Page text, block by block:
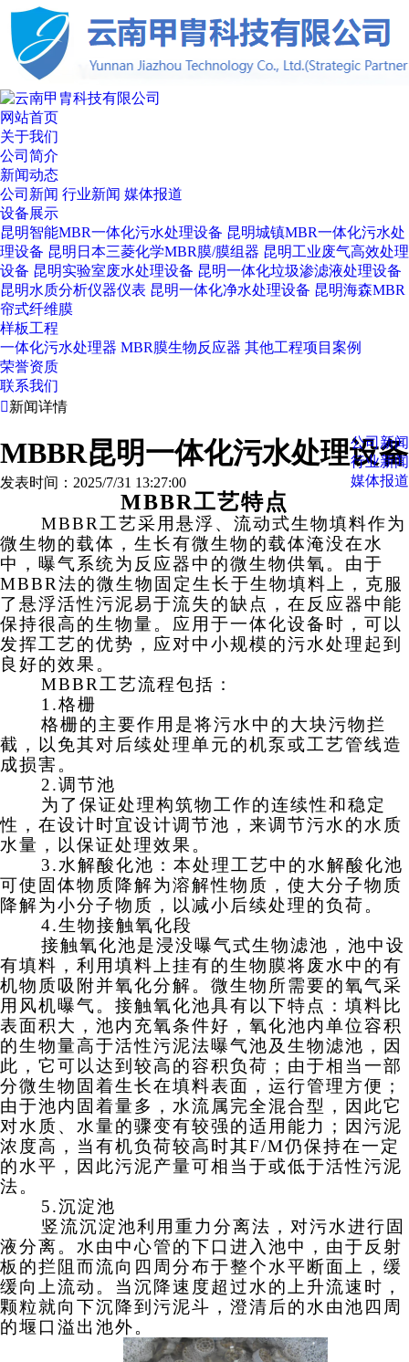
网站首页
关于我们
公司简介
新闻动态
公司新闻 行业新闻 媒体报道
设备展示
昆明智能MBR一体化污水处理设备 昆明城镇MBR一体化污水处
理设备 昆明日本三菱化学MBR膜/膜组器 昆明工业废气高效处理
设备 昆明实验室废水处理设备 昆明一体化垃圾渗滤液处理设备
昆明水质分析仪器仪表 昆明一体化净水处理设备 昆明海森MBR
帘式纤维膜
样板工程
一体化污水处理器 MBR膜生物反应器 其他工程项目案例
荣誉资质
联系我们
新闻详情
公司新闻
行业新闻
媒体报道
MBBR昆明一体化污水处理设备
发表时间：2025/7/31 13:27:00
MBBR工艺特点
MBBR 工艺采用悬浮、流动式生物填料作为
微生物的载体，生长有微生物的载体淹没在水
中，曝气系统为反应器中的微生物供氧。由于
MBBR法的微生物固定生长于生物填料上，克服
了悬浮活性污泥易于流失的缺点，在反应器中能
保持很高的生物量。应用于一体化设备时，可以
发挥工艺的优势，应对中小规模的污水处理起到
良好的效果。
MBBR 工艺流程包括：
1.格栅
格栅的主要作用是将污水中的大块污物拦
截，以免其对后续处理单元的机泵或工艺管线造
成损害。
2.调节池
为了保证处理构筑物工作的连续性和稳定
性，在设计时宜设计调节池，来调节污水的水质
水量，以保证处理效果。
3.水解酸化池 ：本处理工艺中的水解酸化池
可使固体物质降解为溶解性物质，使大分子物质
降解为小分子物质，以减小后续处理的负荷。
4.生物接触氧化段
接触氧化池是浸没曝气式生物滤池，池中设
有填料，利用填料上挂有的生物膜将废水中的有
机物质吸附并氧化分解。微生物所需要的氧气采
用风机曝气。接触氧化池具有以下特点：填料比
表面积大，池内充氧条件好，氧化池内单位容积
的生物量高于活性污泥法曝气池及生物滤池，因
此，它可以达到较高的容积负荷；由于相当一部
分微生物固着生长在填料表面，运行管理方便；
由于池内固着量多，水流属完全混合型，因此它
对水质、水量的骤变有较强的适用能力；因污泥
浓度高，当有机负荷较高 时其F/M仍保持在一定
的水平，因此污泥产量可相当于或低于活性污泥
法。
5.沉淀池
竖流沉淀池利用重力分离法，对污水进行固
液分离。水由中心管的下口进入池中，由于反射
板的拦阻而流向四周分布于整个水平断面上，缓
缓向上流动。当沉降速度超过水的上升流速时，
颗粒就向下沉降到污泥斗，澄清后的水由池四周
的堰口溢出池外。